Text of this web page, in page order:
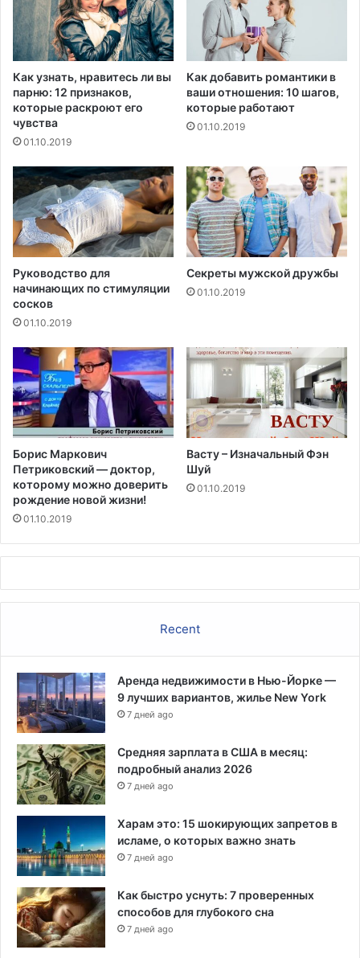
о
а
и
г
о
о
в
н
о
й
о
л
и
и
и
м
у
н
ы
е
ч
а
с
т
и
ц
ы
Как узнать, нравитесь ли вы
парню: 12 признаков,
которые раскроют его
чувства
01.10.2019
Как добавить романтики в
ваши отношения: 10 шагов,
которые работают
01.10.2019
Руководство для
начинающих по стимуляции
сосков
01.10.2019
Секреты мужской дружбы
01.10.2019
Борис Маркович
Петриковский — доктор,
которому можно доверить
рождение новой жизни!
01.10.2019
Васту – Изначальный Фэн
Шуй
01.10.2019
Recent
Аренда недвижимости в Нью-Йорке —
9 лучших вариантов, жилье New York
7 дней ago
Средняя зарплата в США в месяц:
подробный анализ 2026
7 дней ago
Харам это: 15 шокирующих запретов в
исламе, о которых важно знать
7 дней ago
Как быстро уснуть: 7 проверенных
способов для глубокого сна
7 дней ago